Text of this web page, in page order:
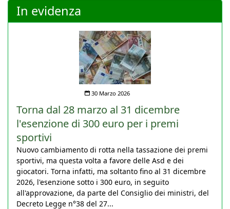
In evidenza
30 Marzo 2026
Torna dal 28 marzo al 31 dicembre
l'esenzione di 300 euro per i premi
sportivi
Nuovo cambiamento di rotta nella tassazione dei premi
sportivi, ma questa volta a favore delle Asd e dei
giocatori. Torna infatti, ma soltanto fino al 31 dicembre
2026, l'esenzione sotto i 300 euro, in seguito
all'approvazione, da parte del Consiglio dei ministri, del
Decreto Legge n°38 del 27...